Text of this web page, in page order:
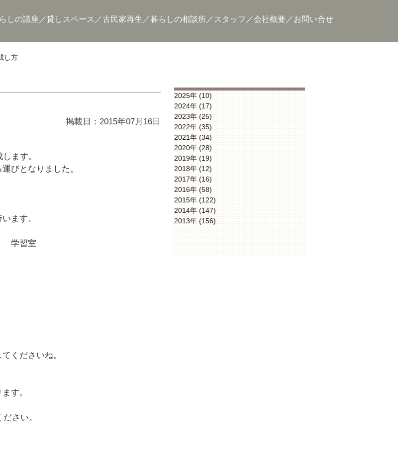
しの講座 貸しスペース 古民家再生 暮らしの相談所 スタッフ 会社概要 お問い合せ
し方
掲載日：2015年07月16日
ます。
びとなりました。
ます。
学習室
くださいね。
す。
さい。
2025年 (10)
2024年 (17)
2023年 (25)
2022年 (35)
2021年 (34)
2020年 (28)
2019年 (19)
2018年 (12)
2017年 (16)
2016年 (58)
2015年 (122)
2014年 (147)
2013年 (156)